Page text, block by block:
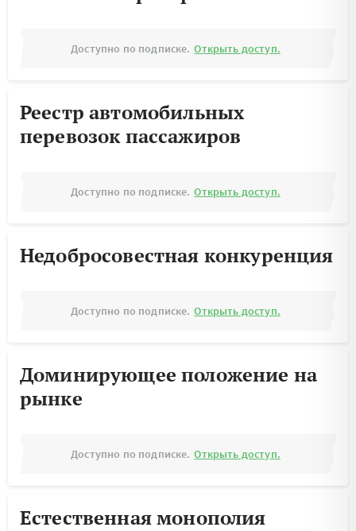
Доступно по подписке. Открыть доступ.
Реестр автомобильных
перевозок пассажиров
Доступно по подписке. Открыть доступ.
Недобросовестная конкуренция
Доступно по подписке. Открыть доступ.
Доминирующее положение на
рынке
Доступно по подписке. Открыть доступ.
Естественная монополия